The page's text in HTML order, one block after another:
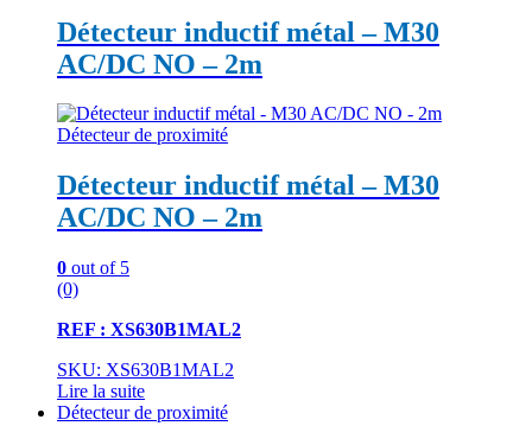
Détecteur inductif métal – M30
AC/DC NO – 2m
Détecteur de proximité
Détecteur inductif métal – M30
AC/DC NO – 2m
0 out of 5
(0)
REF : XS630B1MAL2
SKU: XS630B1MAL2
Lire la suite
Détecteur de proximité